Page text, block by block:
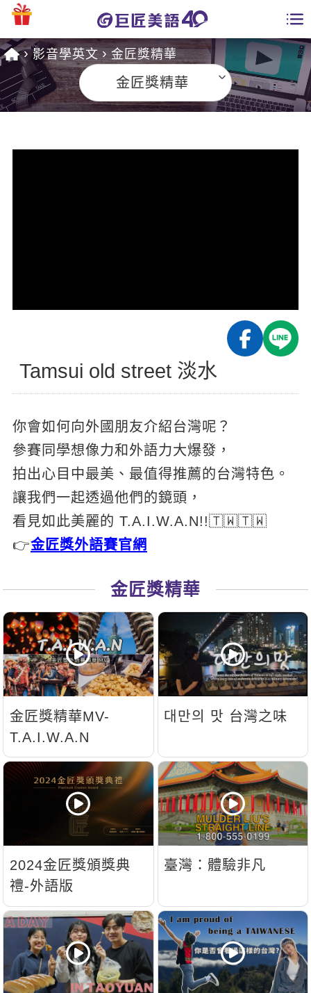
課程總覽
GEPT 全民英檢課程
TOEFL 托福課程
英文聽力養成
開口溜英文
旅遊英文
基礎字彙
情境閱讀
英文文法技巧
英文寫作
Cengage TED Talks
新聞英文
主題課程
ECAM
Let's Talk
線上真人
韓語
西班牙語
外語即時通
兒童美語
一對一家教
企業訓練
點讀筆教材
數位學習教材
學員讚出來
活動花絮
企業服務
學員專區
影音學英文 金匠獎精華
金匠獎精華
Tamsui old street 淡水
你會如何向外國朋友介紹台灣呢？
參賽同學想像力和外語力大爆發，
拍出心目中最美、最值得推薦的台灣特色。
讓我們一起透過他們的鏡頭，
看見如此美麗的 T.A.I.W.A.N!!🇹🇼🇹🇼
👉金匠獎外語賽官網
金匠獎精華
金匠獎精華MV-
T.A.I.W.A.N
대만의 맛 台灣之味
2024金匠獎頒獎典
禮-外語版
臺灣：體驗非凡